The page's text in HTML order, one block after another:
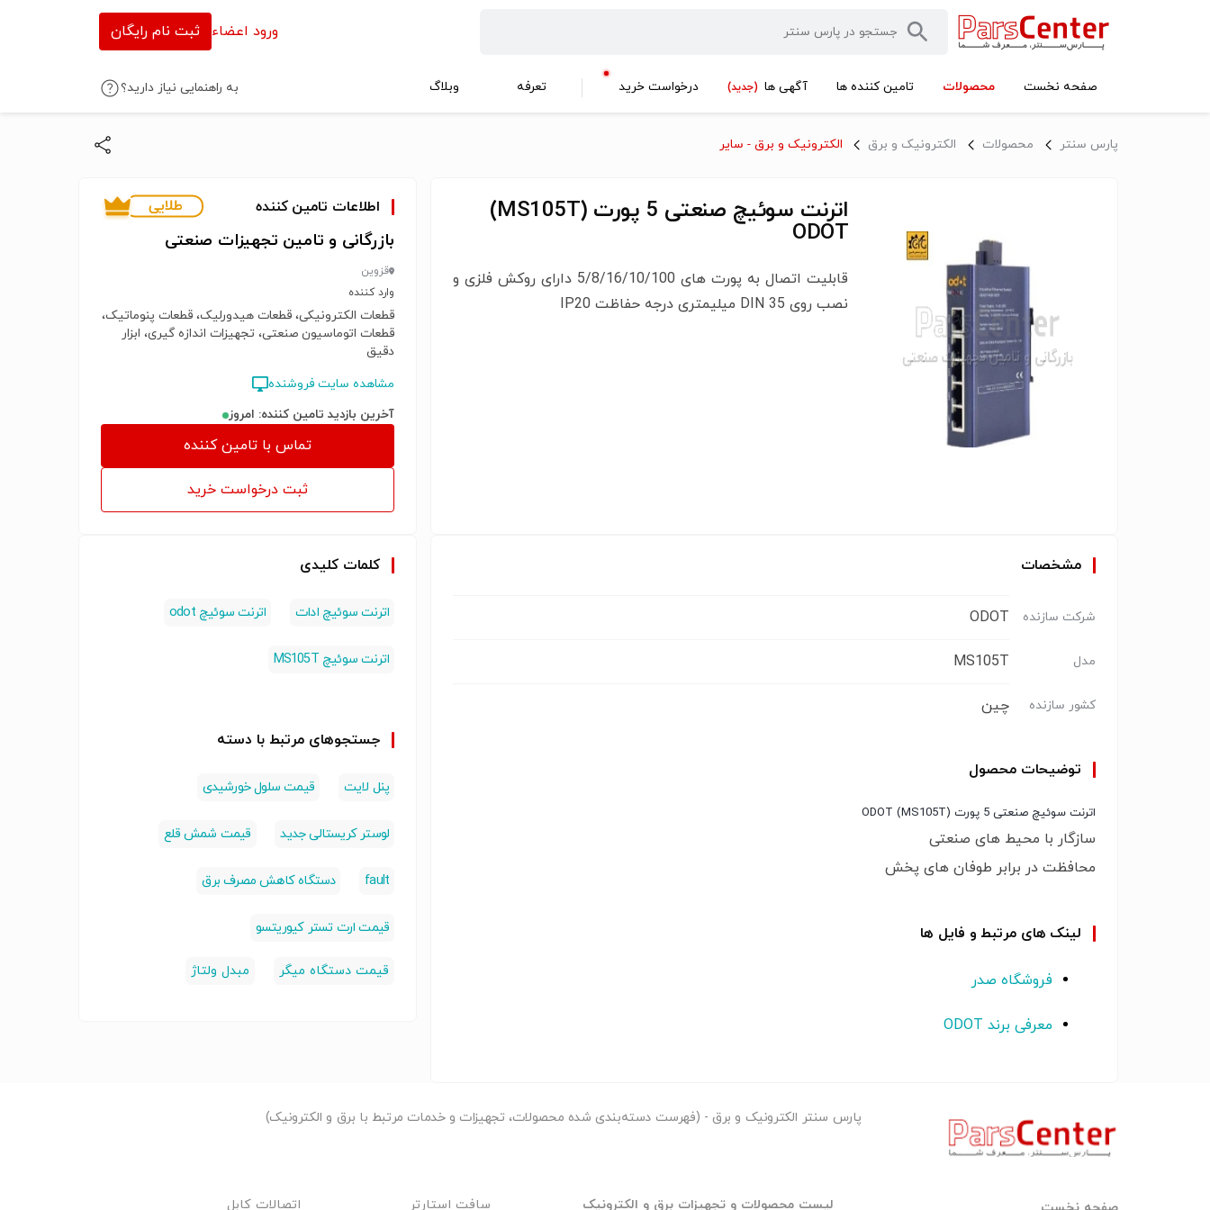
ورود اعضاء ثبت نام رایگان
صفحه نخست محصولات تامین کننده ها آگهی ها (جدید) درخواست خرید تعرفه وبلاگ به راهنمایی نیاز دارید؟
پارس سنتر محصولات الکترونیک و برق الکترونیک و برق - سایر
اترنت سوئیچ صنعتی 5 پورت (MS105T)
ODOT
قابلیت اتصال به پورت های 5/8/16/10/100 دارای روکش فلزی و
نصب روی DIN 35 میلیمتری درجه حفاظت IP20
اطلاعات تامین کننده
بازرگانی و تامین تجهیزات صنعتی
قزوین
وارد کننده
قطعات الکترونیکی، قطعات هیدورلیک، قطعات پنوماتیک،
قطعات اتوماسیون صنعتی، تجهیزات اندازه گیری، ابزار
دقیق
مشاهده سایت فروشنده
آخرین بازدید تامین کننده: امروز
تماس با تامین کننده
ثبت درخواست خرید
مشخصات
شرکت سازنده ODOT
مدل MS105T
کشور سازنده چین
توضیحات محصول
اترنت سوئیچ صنعتی 5 پورت (MS105T) ODOT
سازگار با محیط های صنعتی
محافظت در برابر طوفان های پخش
لینک های مرتبط و فایل ها
فروشگاه صدر
معرفی برند ODOT
کلمات کلیدی
اترنت سوئیچ ادات اترنت سوئیچ odot
اترنت سوئیچ MS105T
جستجوهای مرتبط با دسته
پنل لایت قیمت سلول خورشیدی
لوستر کریستالی جدید قیمت شمش قلع
fault دستگاه کاهش مصرف برق
قیمت ارت تستر کیوریتسو
قیمت دستگاه میگر مبدل ولتاژ
پارس سنتر الکترونیک و برق - (فهرست دسته‌بندی شده محصولات، تجهیزات و خدمات مرتبط با برق و الکترونیک)
ليست محصولات و تجهیزات برق و الکترونیک سافت استارتر اتصالات کابل